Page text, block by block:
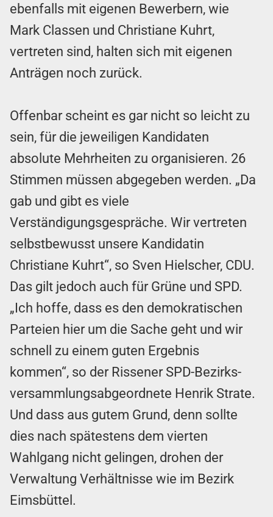
ebenfalls mit eigenen Bewerbern, wie
Mark Classen und Christiane Kuhrt,
vertreten sind, halten sich mit eigenen
Anträgen noch zurück.
Offenbar scheint es gar nicht so leicht zu
sein, für die jeweiligen Kandidaten
absolute Mehrheiten zu organisieren. 26
Stimmen müssen abgegeben werden. „Da
gab und gibt es viele
Verständigungsgespräche. Wir vertreten
selbstbewusst unsere Kandidatin
Christiane Kuhrt“, so Sven Hielscher, CDU.
Das gilt jedoch auch für Grüne und SPD.
„Ich hoffe, dass es den demokratischen
Parteien hier um die Sache geht und wir
schnell zu einem guten Ergebnis
kommen“, so der Rissener SPD-Bezirks­
versammlungs­abgeordnete Henrik Strate.
Und dass aus gutem Grund, denn sollte
dies nach spätestens dem vierten
Wahlgang nicht gelingen, drohen der
Verwaltung Verhältnisse wie im Bezirk
Eimsbüttel.